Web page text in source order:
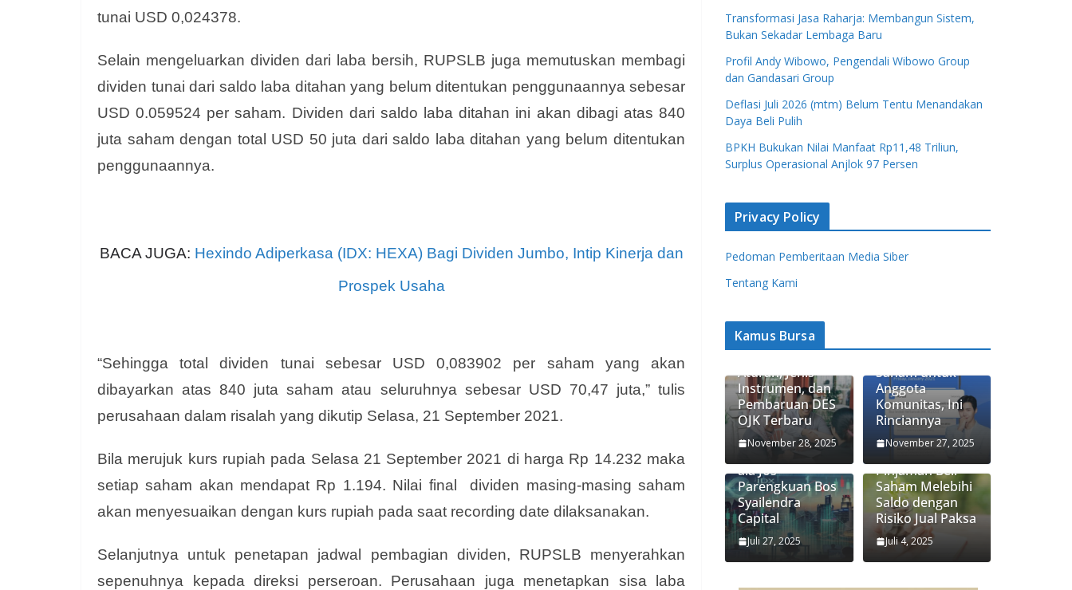
tunai USD 0,024378.
Selain mengeluarkan dividen dari laba bersih, RUPSLB juga memutuskan membagi
dividen tunai dari saldo laba ditahan yang belum ditentukan penggunaannya sebesar
USD 0.059524 per saham. Dividen dari saldo laba ditahan ini akan dibagi atas 840
juta saham dengan total USD 50 juta dari saldo laba ditahan yang belum ditentukan
penggunaannya.
BACA JUGA: Hexindo Adiperkasa (IDX: HEXA) Bagi Dividen Jumbo, Intip Kinerja dan
Prospek Usaha
“Sehingga total dividen tunai sebesar USD 0,083902 per saham yang akan
dibayarkan atas 840 juta saham atau seluruhnya sebesar USD 70,47 juta,” tulis
perusahaan dalam risalah yang dikutip Selasa, 21 September 2021.
Bila merujuk kurs rupiah pada Selasa 21 September 2021 di harga Rp 14.232 maka
setiap saham akan mendapat Rp 1.194. Nilai final dividen masing-masing saham
akan menyesuaikan dengan kurs rupiah pada saat recording date dilaksanakan.
Selanjutnya untuk penetapan jadwal pembagian dividen, RUPSLB menyerahkan
sepenuhnya kepada direksi perseroan. Perusahaan juga menetapkan sisa laba
Transformasi Jasa Raharja: Membangun Sistem,
Bukan Sekadar Lembaga Baru
Profil Andy Wibowo, Pengendali Wibowo Group
dan Gandasari Group
Deflasi Juli 2026 (mtm) Belum Tentu Menandakan
Daya Beli Pulih
BPKH Bukukan Nilai Manfaat Rp11,48 Triliun,
Surplus Operasional Anjlok 97 Persen
Privacy Policy
Pedoman Pemberitaan Media Siber
Tentang Kami
Kamus Bursa
Apa Itu Saham
Aturan, Jenis
Instrumen, dan
Pembaruan DES
OJK Terbaru
November 28, 2025
Saham untuk
Anggota
Komunitas, Ini
Rinciannya
November 27, 2025
3 Strategi
ala Jos
Parengkuan Bos
Syailendra
Capital
Juli 27, 2025
Apa Itu Fitur
Pinjaman Beli
Saham Melebihi
Saldo dengan
Risiko Jual Paksa
Juli 4, 2025